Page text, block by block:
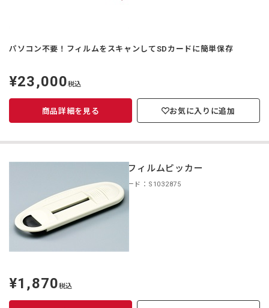
パソコン不要！フィルムをスキャンしてSDカードに簡単保存
定
価
¥23,000税込
商品詳細を見る お気に入りに追加
HCL フィルムピッカー
商品コード：S1032875
定
価
¥1,870税込